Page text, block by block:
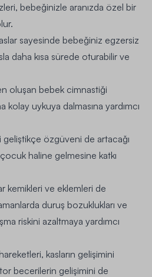
bebeğinizle aranızda özel bir
sayesinde bebeğiniz egzersiz
daha kısa sürede oturabilir ve
oluşan bebek cimnastiği
uykuya dalmasına yardımcı
özgüveni de artacağı
haline gelmesine katkı
kemikleri ve eklemleri de
duruş bozuklukları ve
riskini azaltmaya yardımcı
kasların gelişimini
becerilerin gelişimini de